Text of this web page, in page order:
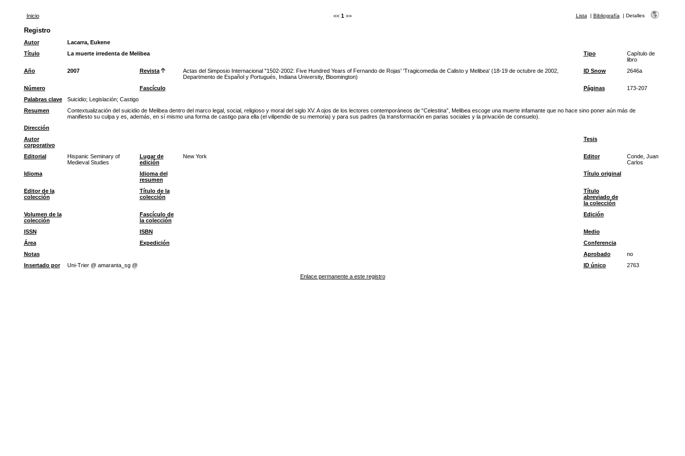
Inicio << 1 >> Lista | Bibliografía | Detalles
Registro
Autor
Lacarra, Eukene
Título
La muerte irredenta de Melibea Tipo
Capítulo de
libro
Año
2007 Revista
Actas del Simposio Internacional "1502-2002: Five Hundred Years of Fernando de Rojas' 'Tragicomedia de Calisto y Melibea' (18-19 de octubre de 2002,
Departmento de Español y Portugués, Indiana University, Bloomington)
ID Snow 2646a
Número Fascículo Páginas
173-207
Palabras clave
Suicidio; Legislación; Castigo
Resumen
Contextualización del suicidio de Melibea dentro del marco legal, social, religioso y moral del siglo XV. A ojos de los lectores contemporáneos de “Celestina”, Melibea escoge una muerte infamante que no hace sino poner aún más de
manifiesto su culpa y es, además, en sí mismo una forma de castigo para ella (el vilipendio de su memoria) y para sus padres (la transformación en parias sociales y la privación de consuelo).
Dirección
Autor
corporativo
Tesis
Editorial
Hispanic Seminary of
Medieval Studies
Lugar de
edición
New York Editor
Conde, Juan
Carlos
Idioma
Idioma del
resumen
Título original
Editor de la
colección
Título de la
colección
Título
abreviado de
la colección
Volumen de la
colección
Fascículo de
la colección
Edición
ISSN ISBN
Medio
Área
Expedición
Conferencia
Notas
Aprobado
no
Insertado por
Uni-Trier @ amaranta_sg @ ID único
2763
Enlace permanente a este registro